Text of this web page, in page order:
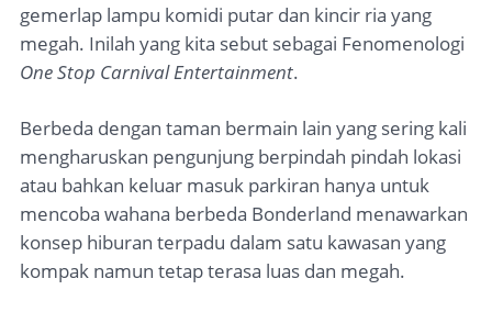
gemerlap lampu komidi putar dan kincir ria yang
megah. Inilah yang kita sebut sebagai Fenomenologi
One Stop Carnival Entertainment.
Berbeda dengan taman bermain lain yang sering kali
mengharuskan pengunjung berpindah pindah lokasi
atau bahkan keluar masuk parkiran hanya untuk
mencoba wahana berbeda Bonderland menawarkan
konsep hiburan terpadu dalam satu kawasan yang
kompak namun tetap terasa luas dan megah.